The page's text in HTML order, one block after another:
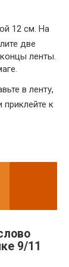
12 см. На
две
ленты.
в ленту,
к
9/11